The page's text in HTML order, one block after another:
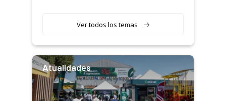
Ver todos los temas
Atualidades